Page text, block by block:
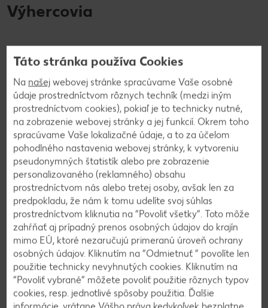
Výhercovia
Súťažili ste? Pozrite sa, či sa na
vás usmialo šťastie v žrebovaní.
Výhercovia súťaže: Kuniboo plienky
Výhercovia súťaže: Kaufland Card
Výhercovia súťaže: Záhrada
Výhercovia súťaže: Veľkonočná nádielka
Výhercovia súťaže: Rodina je u nás doma
Výhercovia súťaže: Kupónová súťaž s Kaufland
Card
Táto stránka používa Cookies
Na našej webovej stránke spracúvame Vaše osobné
údaje prostredníctvom rôznych techník (medzi iným
prostredníctvom cookies), pokiaľ je to technicky nutné,
na zobrazenie webovej stránky a jej funkcií. Okrem toho
spracúvame Vaše lokalizačné údaje, a to za účelom
pohodlného nastavenia webovej stránky, k vytvoreniu
pseudonymných štatistík alebo pre zobrazenie
personalizovaného (reklamného) obsahu
prostredníctvom nás alebo tretej osoby, avšak len za
predpokladu, že nám k tomu udelíte svoj súhlas
prostredníctvom kliknutia na “Povoliť všetky”. Toto môže
zahŕňať aj prípadný prenos osobných údajov do krajín
mimo EÚ, ktoré nezaručujú primeranú úroveň ochrany
osobných údajov. Kliknutím na “Odmietnuť ” povolíte len
použitie technicky nevyhnutých cookies. Kliknutím na
“Povoliť vybrané” môžete povoliť použitie rôznych typov
cookies, resp. jednotlivé spôsoby použitia. Ďalšie